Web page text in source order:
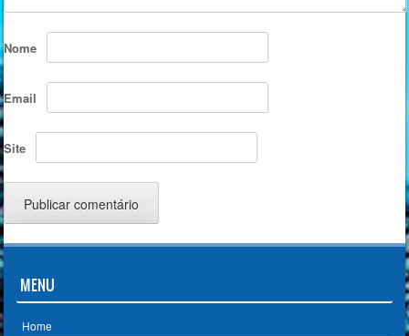
Nome
Email
Site
MENU
Home